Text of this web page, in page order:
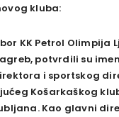
kluba:
KK Petrol Olimpija
potvrdili su
i sportskog
Košarkaškog
Kao glavni